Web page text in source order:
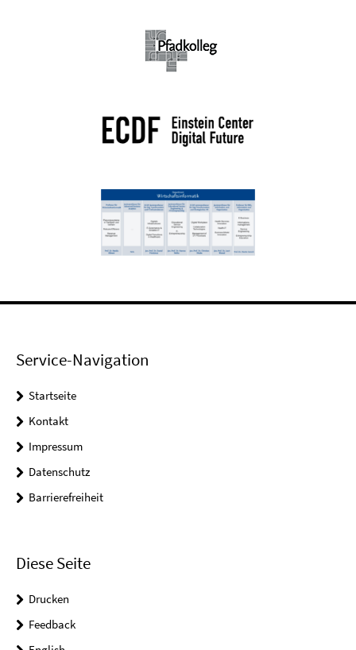
Service-Navigation
Startseite
Kontakt
Impressum
Datenschutz
Barrierefreiheit
Diese Seite
Drucken
Feedback